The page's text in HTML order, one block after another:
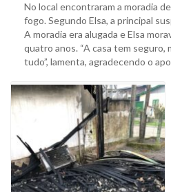
No local encontraram a moradia
fogo. Segundo Elsa, a principal
A moradia era alugada e Elsa
quatro anos. “A casa tem seguro,
tudo”, lamenta, agradecendo o